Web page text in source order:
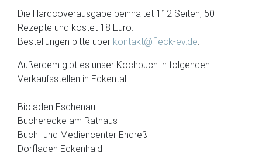
Die Hardcoverausgabe beinhaltet 112 Seiten, 50
Rezepte und kostet 18 Euro.
Bestellungen bitte über kontakt@fleck-ev.de.
Außerdem gibt es unser Kochbuch in folgenden
Verkaufsstellen in Eckental:
Bioladen Eschenau
Bücherecke am Rathaus
Buch- und Mediencenter Endreß
Dorfladen Eckenhaid